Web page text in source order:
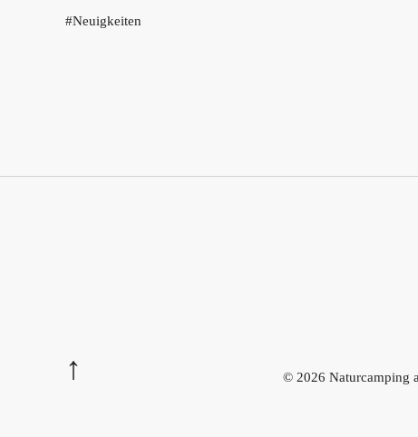
Neuigkeiten
© 2026 Naturcamping